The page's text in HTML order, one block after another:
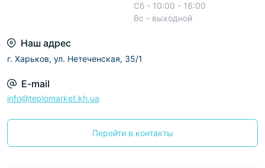
Сб - 10:00 - 16:00
Вс - выходной
Наш адрес
г. Харьков, ул. Нетеченская, 35/1
E-mail
info@teplomarket.kh.ua
Перейти в контакты